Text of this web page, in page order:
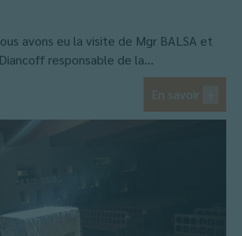
avons eu la visite de Mgr BALSA et
responsable de la...
En savoir